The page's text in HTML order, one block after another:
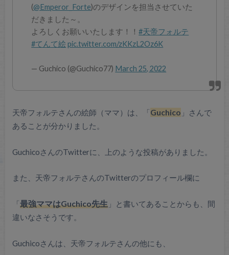
(@Emperor_Forte)のデザインを担当させていた
だきました～。
よろしくお願いいたします！！#天帝フォルテ
#てんて絵pic.twitter.com/zKKzL2Oz6K
— Guchico (@Guchico77) March 25, 2022
天帝フォルテさんの絵師（ママ）は、「Guchico 」さんで
あることが分かりました。
GuchicoさんのTwitterに、上のような投稿がありました。
また、天帝フォルテさんのTwitterのプロフィール欄に
「最強ママはGuchico先生」と書いてあることからも、間
違いなさそうです。
Guchicoさんは、天帝フォルテさんの他にも、